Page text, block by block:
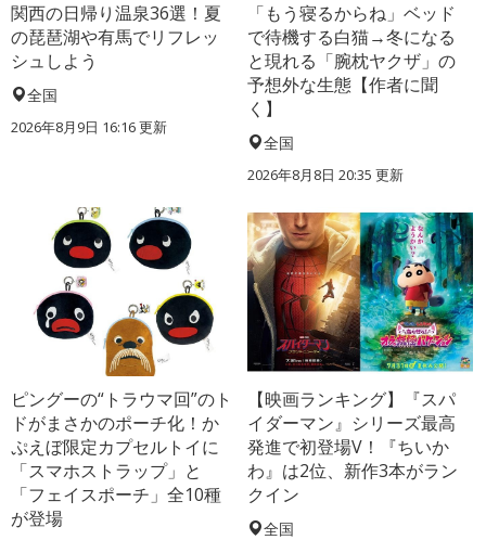
関西の日帰り温泉36選！夏
の琵琶湖や有馬でリフレッ
シュしよう
全国
2026年8月9日 16:16更新
「もう寝るからね」ベッド
で待機する白猫→冬になる
と現れる「腕枕ヤクザ」の
予想外な生態【作者に聞
く】
全国
2026年8月8日 20:35 更新
ピングーの“トラウマ回”のト
ドがまさかのポーチ化！か
ぷえぼ限定カプセルトイに
「スマホストラップ」と
「フェイスポーチ」全10種
が登場
【映画ランキング】『スパ
イダーマン』シリーズ最高
発進で初登場V！『ちいか
わ』は2位、新作3本がラン
クイン
全国